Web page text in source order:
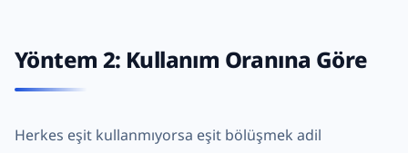
Yöntem 2: Kullanım Oranına Göre
Herkes eşit kullanmıyorsa eşit bölüşmek adil